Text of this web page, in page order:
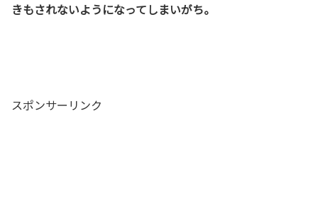
きもされないようになってしまいがち。
スポンサーリンク